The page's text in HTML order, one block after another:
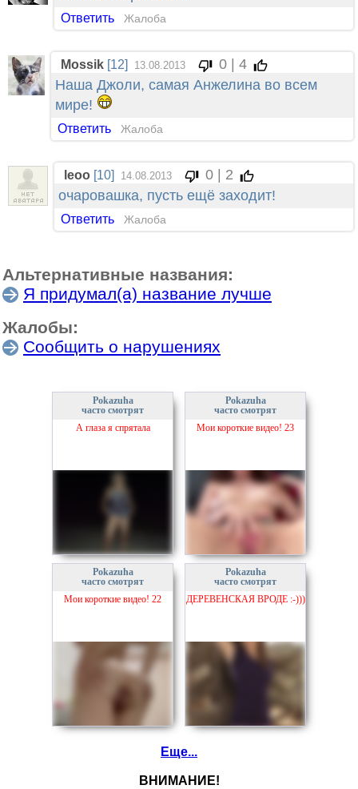
Ответить Жалоба
Mossik [12] 13.08.2013
0 | 4
Наша Джоли, самая Анжелина во всем
мире!
Ответить Жалоба
leoo [10] 14.08.2013
0 | 2
очаровашка, пусть ещё заходит!
Ответить Жалоба
Альтернативные названия:
Я придумал(а) название лучше
Жалобы:
Сообщить о нарушениях
Pokazuha
часто смотрят
А глаза я спрятала
Pokazuha
часто смотрят
Мои короткие видео! 23
Pokazuha
часто смотрят
Мои короткие видео! 22
Pokazuha
часто смотрят
ДЕРЕВЕНСКАЯ ВРОДЕ :-)))
Еще...
ВНИМАНИЕ!